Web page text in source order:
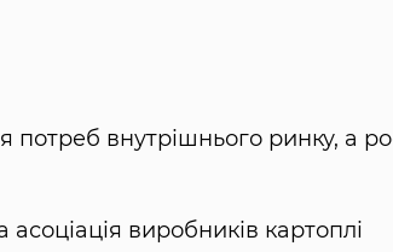
потреб внутрішнього ринку, а
асоціація виробників картоплі